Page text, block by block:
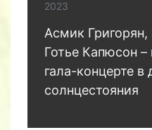
2023
Асмик
Готье Капюсон –
гала-концерте в
солнцестояния